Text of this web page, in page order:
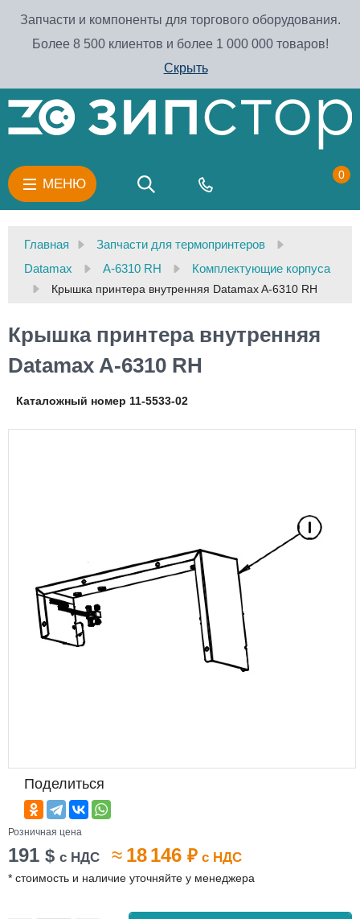
Запчасти и компоненты для торгового оборудования.
Более 8 500 клиентов и более 1 000 000 товаров!
Скрыть
МЕНЮ
0
Главная
Запчасти для термопринтеров
Datamax
A-6310 RH Комплектующие корпуса
Крышка принтера внутренняя Datamax A-6310 RH
Крышка принтера внутренняя
Datamax A-6310 RH
Каталожный номер 11-5533-02
Поделиться
Розничная цена
191 $ с НДС ≈ 18 146 ₽ с НДС
* стоимость и наличие уточняйте у менеджера